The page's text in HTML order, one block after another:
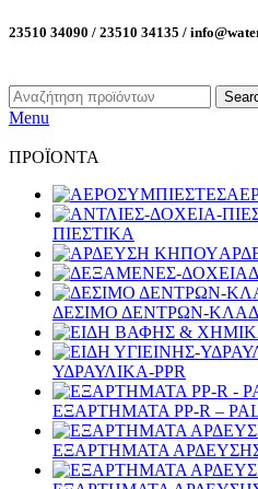
23510 34090 / 23510 34135 /
Menu
ΠΡΟΪΟΝΤΑ
ΠΙΕΣΤΙΚΑ
ΔΕΣΙΜΟ ΔΕΝΤΡΩΝ-
ΥΔΡΑΥΛΙΚΑ-PPR
ΕΞΑΡΤΗΜΑΤΑ PP-R –
ΕΞΑΡΤΗΜΑΤΑ